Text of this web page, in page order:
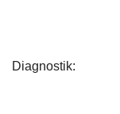
Diagnostik: